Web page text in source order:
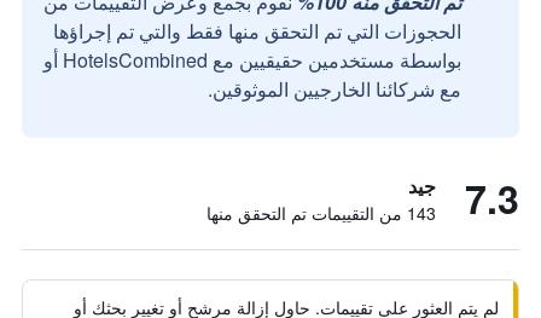
الحجوزات التي تم التحقق منها فقط والتي تم إجراؤها
بواسطة مستخدمين حقيقيين مع HotelsCombined أو
مع شركائنا الخارجيين الموثوقين.
7.3 جيد
143 من التقييمات تم التحقق منها
لم يتم العثور على تقييمات. حاول إزالة مرشح أو تغيير بحثك أو